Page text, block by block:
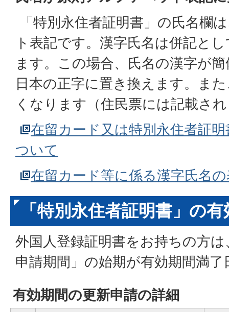
「特別永住者証明書」の氏名欄
ト表記です。漢字氏名は併記と
ます。この場合、氏名の漢字が
日本の正字に置き換えます。ま
くなります（住民票には記載さ
在留カード又は特別永住者証
ついて
在留カード等に係る漢字氏名
「特別永住者証明書」の
外国人登録証明書をお持ちの方
申請期間」の始期が有効期間満
有効期間の更新申請の詳細